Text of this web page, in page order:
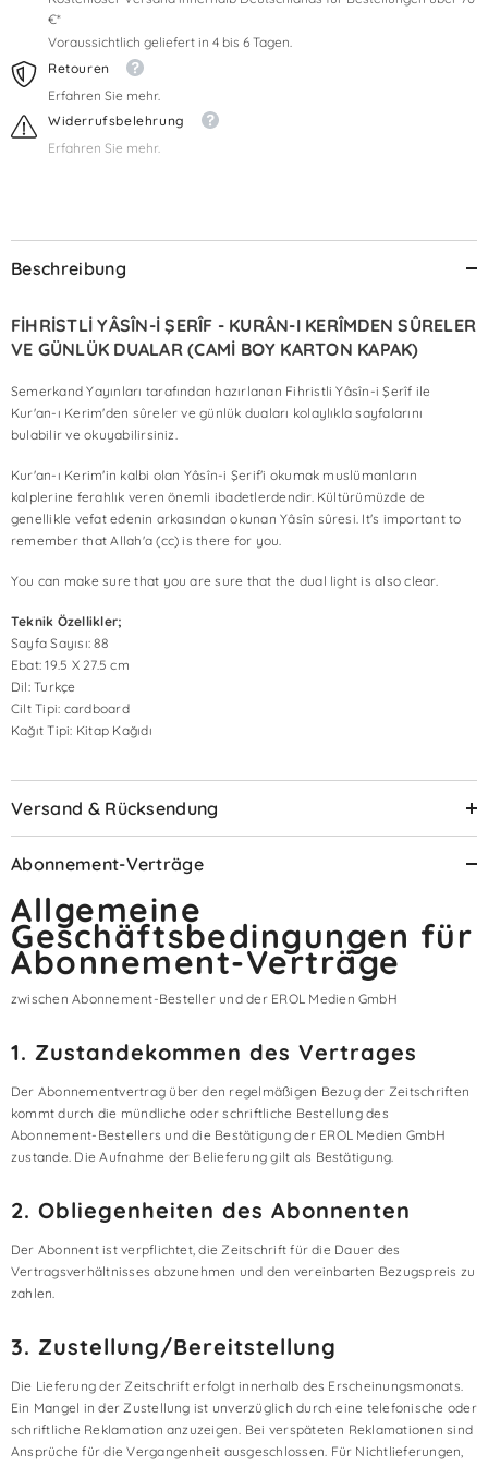
€*
Voraussichtlich geliefert in 4 bis 6 Tagen.
Retouren
Erfahren Sie mehr.
Widerrufsbelehrung
Erfahren Sie mehr.
Beschreibung
FİHRİSTLİ YÂSÎN-İ ŞERÎF - KURÂN-I KERÎMDEN SÛRELER
VE GÜNLÜK DUALAR (CAMİ BOY KARTON KAPAK)
Semerkand Yayınları tarafından hazırlanan Fihristli Yâsîn-i Şerîf ile
Kur'an-ı Kerim'den sûreler ve günlük duaları kolaylıkla sayfalarını
bulabilir ve okuyabilirsiniz.
Kur'an-ı Kerim'in kalbi olan Yâsîn-i Şerif'i okumak muslümanların
kalplerine ferahlık veren önemli ibadetlerdendir. Kültürümüzde de
genellikle vefat edenin arkasından okunan Yâsîn sûresi. It's important to
remember that Allah'a (cc) is there for you.
You can make sure that you are sure that the dual light is also clear.
Teknik Özellikler;
Sayfa Sayısı: 88
Ebat: 19.5 X 27.5 cm
Dil: Turkçe
Cilt Tipi: cardboard
Kağıt Tipi: Kitap Kağıdı
Versand & Rücksendung
Abonnement-Verträge
Allgemeine
Geschäftsbedingungen für
Abonnement-Verträge
zwischen Abonnement-Besteller und der EROL Medien GmbH
1. Zustandekommen des Vertrages
Der Abonnementvertrag über den regelmäßigen Bezug der Zeitschriften
kommt durch die mündliche oder schriftliche Bestellung des
Abonnement-Bestellers und die Bestätigung der EROL Medien GmbH
zustande. Die Aufnahme der Belieferung gilt als Bestätigung.
2. Obliegenheiten des Abonnenten
Der Abonnent ist verpflichtet, die Zeitschrift für die Dauer des
Vertragsverhältnisses abzunehmen und den vereinbarten Bezugspreis zu
zahlen.
3. Zustellung/Bereitstellung
Die Lieferung der Zeitschrift erfolgt innerhalb des Erscheinungsmonats.
Ein Mangel in der Zustellung ist unverzüglich durch eine telefonische oder
schriftliche Reklamation anzuzeigen. Bei verspäteten Reklamationen sind
Ansprüche für die Vergangenheit ausgeschlossen. Für Nichtlieferungen,